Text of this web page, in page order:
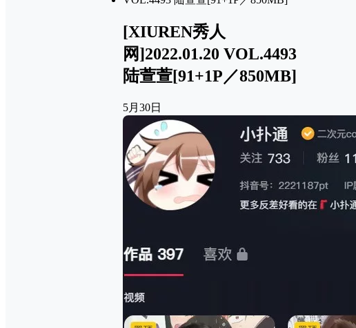
[XIUREN秀人
网]2022.01.20 VOL.4493
陆萱萱[91+1P／850MB]
5月30日